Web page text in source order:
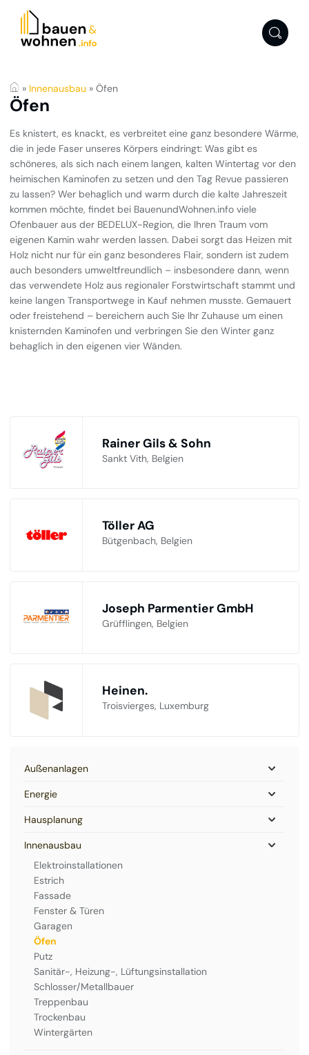
» Innenausbau » Öfen
Öfen
Es knistert, es knackt, es verbreitet eine ganz besondere Wärme,
die in jede Faser unseres Körpers eindringt: Was gibt es
schöneres, als sich nach einem langen, kalten Wintertag vor den
heimischen Kaminofen zu setzen und den Tag Revue passieren
zu lassen? Wer behaglich und warm durch die kalte Jahreszeit
kommen möchte, findet bei BauenundWohnen.info viele
Ofenbauer aus der BEDELUX-Region, die Ihren Traum vom
eigenen Kamin wahr werden lassen. Dabei sorgt das Heizen mit
Holz nicht nur für ein ganz besonderes Flair, sondern ist zudem
auch besonders umweltfreundlich – insbesondere dann, wenn
das verwendete Holz aus regionaler Forstwirtschaft stammt und
keine langen Transportwege in Kauf nehmen musste. Gemauert
oder freistehend – bereichern auch Sie Ihr Zuhause um einen
knisternden Kaminofen und verbringen Sie den Winter ganz
behaglich in den eigenen vier Wänden.
Rainer Gils & Sohn
Sankt Vith, Belgien
Töller AG
Bütgenbach, Belgien
Joseph Parmentier GmbH
Grüfflingen, Belgien
Heinen.
Troisvierges, Luxemburg
Außenanlagen
Energie
Hausplanung
Innenausbau
Elektroinstallationen
Estrich
Fassade
Fenster & Türen
Garagen
Öfen
Putz
Sanitär-, Heizung-, Lüftungsinstallation
Schlosser/Metallbauer
Treppenbau
Trockenbau
Wintergärten